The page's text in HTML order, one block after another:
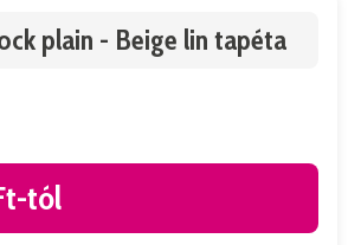
plain - Beige lin tapéta
tól